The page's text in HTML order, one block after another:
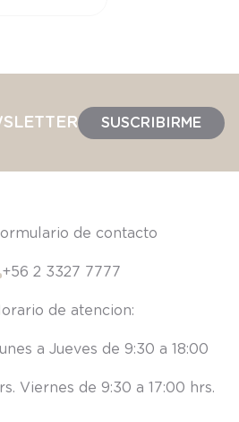
SUSCRIBIRME
de contacto
+56 2 3327 7777
a Jueves de 9:30 a 18:00
Viernes de 9:30 a 17:00 hrs.